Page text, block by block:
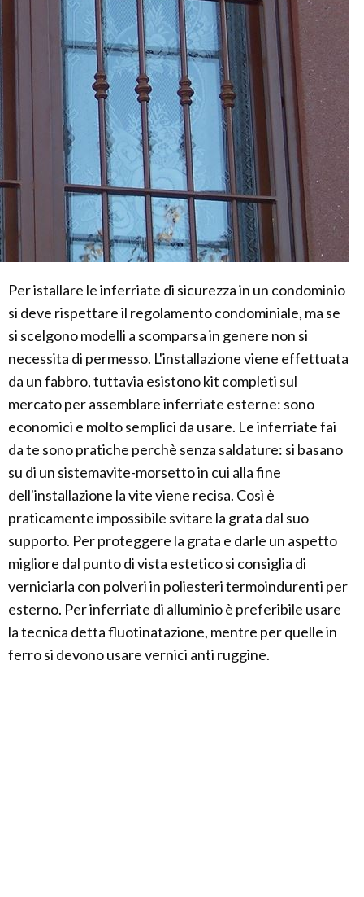
Per istallare le inferriate di sicurezza in un condominio
si deve rispettare il regolamento condominiale, ma se
si scelgono modelli a scomparsa in genere non si
necessita di permesso. L'installazione viene effettuata
da un fabbro, tuttavia esistono kit completi sul
mercato per assemblare inferriate esterne: sono
economici e molto semplici da usare. Le inferriate fai
da te sono pratiche perchè senza saldature: si basano
su di un sistemavite-morsetto in cui alla fine
dell'installazione la vite viene recisa. Così è
praticamente impossibile svitare la grata dal suo
supporto. Per proteggere la grata e darle un aspetto
migliore dal punto di vista estetico si consiglia di
verniciarla con polveri in poliesteri termoindurenti per
esterno. Per inferriate di alluminio è preferibile usare
la tecnica detta fluotinatazione, mentre per quelle in
ferro si devono usare vernici anti ruggine.